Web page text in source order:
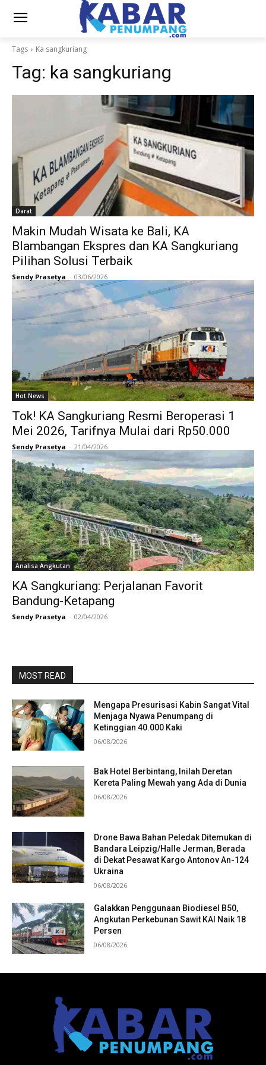
Tags Ka sangkuriang
Tag: ka sangkuriang
Darat
Makin Mudah Wisata ke Bali, KA
Blambangan Ekspres dan KA Sangkuriang
Pilihan Solusi Terbaik
Sendy Prasetya - 03/06/2026
Hot News
Tok! KA Sangkuriang Resmi Beroperasi 1
Mei 2026, Tarifnya Mulai dari Rp50.000
Sendy Prasetya - 21/04/2026
Analisa Angkutan
KA Sangkuriang: Perjalanan Favorit
Bandung-Ketapang
Sendy Prasetya - 02/04/2026
MOST READ
Mengapa Presurisasi Kabin Sangat Vital
Menjaga Nyawa Penumpang di
Ketinggian 40.000 Kaki
06/08/2026
Bak Hotel Berbintang, Inilah Deretan
Kereta Paling Mewah yang Ada di Dunia
06/08/2026
Drone Bawa Bahan Peledak Ditemukan di
Bandara Leipzig/Halle Jerman, Berada
di Dekat Pesawat Kargo Antonov An-124
Ukraina
06/08/2026
Galakkan Penggunaan Biodiesel B50,
Angkutan Perkebunan Sawit KAI Naik 18
Persen
06/08/2026